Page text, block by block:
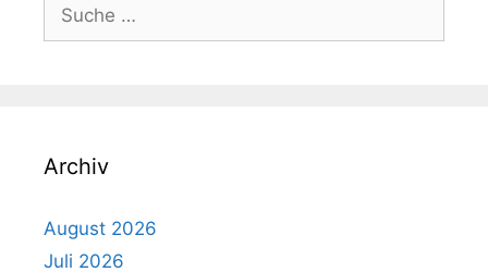
nach:
Archiv
August 2026
Juli 2026